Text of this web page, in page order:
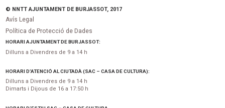
© NNTT AJUNTAMENT DE BURJASSOT, 2017
Avís Legal
Política de Protecció de Dades
HORARI AJUNTAMENT DE BURJASSOT:
Dilluns a Divendres de 9 a 14 h
HORARI D’ATENCIÓ AL CIUTADÀ (SAC – CASA DE CULTURA):
Dilluns a Divendres de 9 a 14 h
Dimarts i Dijous de 16 a 17:50 h